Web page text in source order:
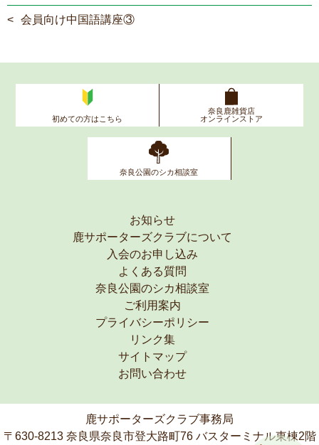
会員向け中国語講座③
初めての方はこちら
奈良鹿雑貨店
オンラインストア
奈良公園のシカ相談室
お知らせ
鹿サポーターズクラブについて
入会のお申し込み
よくある質問
奈良公園のシカ相談室
ご利用案内
プライバシーポリシー
リンク集
サイトマップ
お問い合わせ
鹿サポーターズクラブ事務局
〒630-8213 奈良県奈良市登大路町76 バスターミナル東棟2階